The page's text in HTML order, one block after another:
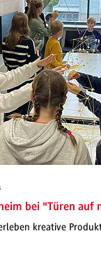
bei "Türen auf
kreative